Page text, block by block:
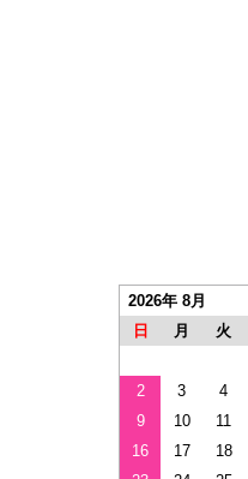
2026年 8月
日
月 火
2
3 4
9
10 11
16
17 18